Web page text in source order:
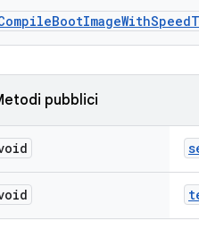
BootImageWithSpeed
pubblici